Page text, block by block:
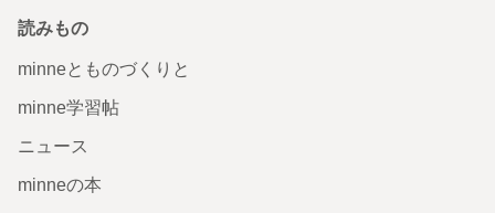
読みもの
minneとものづくりと
minne学習帖
ニュース
minneの本